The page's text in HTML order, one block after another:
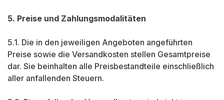
5. Preise und Zahlungsmodalitäten
5.1. Die in den jeweiligen Angeboten angeführten
Preise sowie die Versandkosten stellen Gesamtpreise
dar. Sie beinhalten alle Preisbestandteile einschließlich
aller anfallenden Steuern.